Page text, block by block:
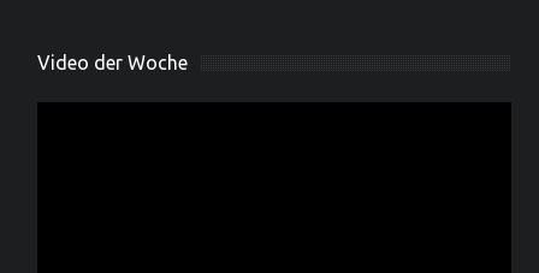
Video der Woche